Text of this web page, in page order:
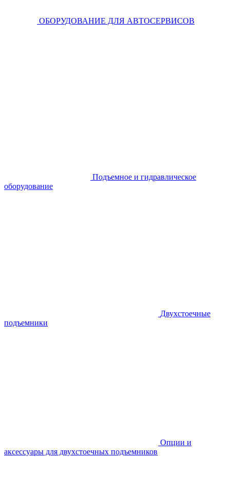
ОБОРУДОВАНИЕ ДЛЯ АВТОСЕРВИСОВ
Подъемное и гидравлическое
оборудование
Двухстоечные
подъемники
Опции и
аксессуары для двухстоечных подъемников